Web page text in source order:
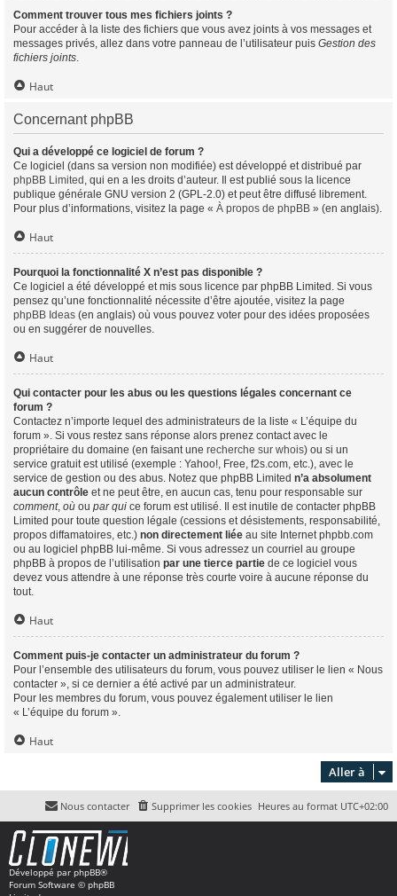
Comment trouver tous mes fichiers joints ?
Pour accéder à la liste des fichiers que vous avez joints à vos messages et
messages privés, allez dans votre panneau de l’utilisateur puis Gestion des
fichiers joints.
Haut
Concernant phpBB
Qui a développé ce logiciel de forum ?
Ce logiciel (dans sa version non modifiée) est développé et distribué par
phpBB Limited , qui en a les droits d’auteur. Il est publié sous la licence
publique générale GNU version 2 (GPL-2.0) et peut être diffusé librement.
Pour plus d’informations, visitez la page « À propos de phpBB » (en anglais).
Haut
Pourquoi la fonctionnalité X n’est pas disponible ?
Ce logiciel a été développé et mis sous licence par phpBB Limited. Si vous
pensez qu’une fonctionnalité nécessite d’être ajoutée, visitez la page
phpBB Ideas (en anglais) où vous pouvez voter pour des idées proposées
ou en suggérer de nouvelles.
Haut
Qui contacter pour les abus ou les questions légales concernant ce
forum ?
Contactez n’importe lequel des administrateurs de la liste « L’équipe du
forum ». Si vous restez sans réponse alors prenez contact avec le
propriétaire du domaine (en faisant une recherche sur whois) ou si un
service gratuit est utilisé (exemple : Yahoo!, Free, f2s.com, etc.), avec le
service de gestion ou des abus. Notez que phpBB Limited n’a absolument
aucun contrôle et ne peut être, en aucun cas, tenu pour responsable sur
comment, où ou par qui ce forum est utilisé. Il est inutile de contacter phpBB
Limited pour toute question légale (cessions et désistements, responsabilité,
propos diffamatoires, etc.) non directement liée au site Internet phpbb.com
ou au logiciel phpBB lui-même. Si vous adressez un courriel au groupe
phpBB à propos de l’utilisation par une tierce partie de ce logiciel vous
devez vous attendre à une réponse très courte voire à aucune réponse du
tout.
Haut
Comment puis-je contacter un administrateur du forum ?
Pour l’ensemble des utilisateurs du forum, vous pouvez utiliser le lien « Nous
contacter », si ce dernier a été activé par un administrateur.
Pour les membres du forum, vous pouvez également utiliser le lien
« L’équipe du forum ».
Haut
Aller à
Heures au format UTC+02:00
Supprimer les cookies
Nous contacter
Développé par phpBB®
Forum Software © phpBB